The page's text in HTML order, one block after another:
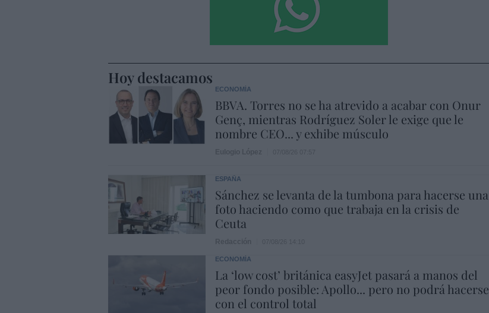
Hoy destacamos
ECONOMÍA
BBVA. Torres no se ha atrevido a acabar con Onur
Genç, mientras Rodríguez Soler le exige que le
nombre CEO... y exhibe músculo
ESPAÑA
Sánchez se levanta de la tumbona para hacerse una
foto haciendo como que trabaja en la crisis de
Ceuta
ECONOMÍA
La ‘low cost’ británica easyJet pasará a manos del
peor fondo posible: Apollo... pero no podrá hacerse
con el control total